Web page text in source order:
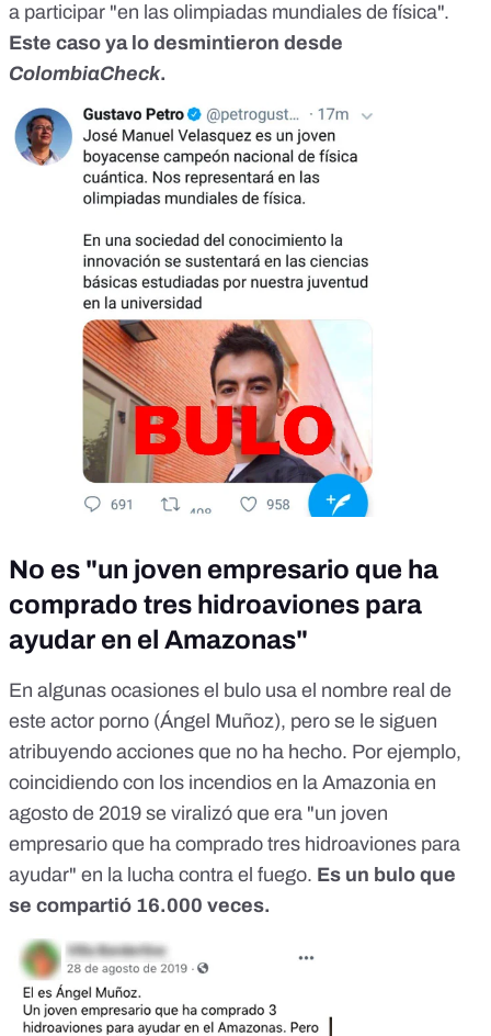
a participar "en las olimpiadas mundiales de física".
Este caso ya lo desmintieron desde
ColombiaCheck.
No es "un joven empresario que ha
comprado tres hidroaviones para
ayudar en el Amazonas"
En algunas ocasiones el bulo usa el nombre real de
este actor porno (Ángel Muñoz), pero se le siguen
atribuyendo acciones que no ha hecho. Por ejemplo,
coincidiendo con los incendios en la Amazonia en
agosto de 2019 se viralizó que era "un joven
empresario que ha comprado tres hidroaviones para
ayudar" en la lucha contra el fuego. Es un bulo que
se compartió 16.000 veces.